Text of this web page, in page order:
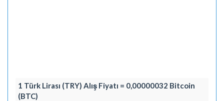
1 Türk Lirası (TRY) Alış Fiyatı = 0,00000032 Bitcoin
(BTC)